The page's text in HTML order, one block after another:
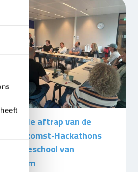
aftrap van de
Toekomst-Hackathons
de Hogeschool van